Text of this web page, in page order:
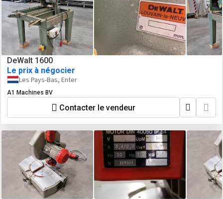
DeWalt 1600
Le prix à négocier
Les Pays-Bas, Enter
A1 Machines BV
Contacter le vendeur